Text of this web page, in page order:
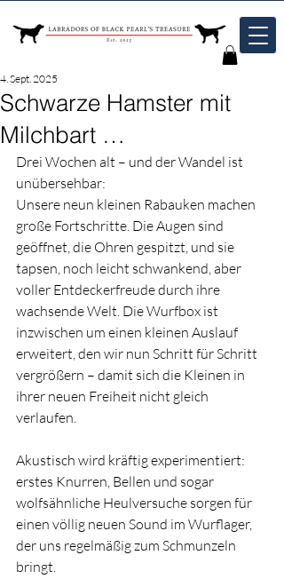
Schwarze Hamster mit
Milchbart …
4. Sept. 2025
Drei Wochen alt – und der Wandel ist
unübersehbar:
Unsere neun kleinen Rabauken machen
große Fortschritte. Die Augen sind
geöffnet, die Ohren gespitzt, und sie
tapsen, noch leicht schwankend, aber
voller Entdeckerfreude durch ihre
wachsende Welt. Die Wurfbox ist
inzwischen um einen kleinen Auslauf
erweitert, den wir nun Schritt für Schritt
vergrößern – damit sich die Kleinen in
ihrer neuen Freiheit nicht gleich
verlaufen.
Akustisch wird kräftig experimentiert:
erstes Knurren, Bellen und sogar
wolfsähnliche Heulversuche sorgen für
einen völlig neuen Sound im Wurflager,
der uns regelmäßig zum Schmunzeln
bringt.